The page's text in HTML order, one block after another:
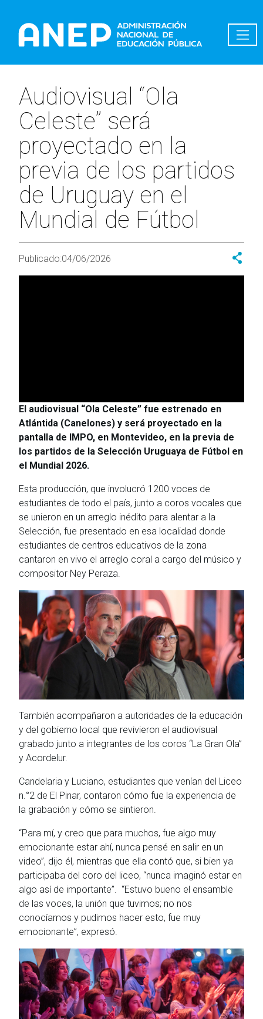
Audiovisual “Ola
Celeste” será
proyectado en la
previa de los partidos
de Uruguay en el
Mundial de Fútbol
Publicado:04/06/2026
El audiovisual “Ola Celeste” fue estrenado en
Atlántida (Canelones) y será proyectado en la
pantalla de IMPO, en Montevideo, en la previa de
los partidos de la Selección Uruguaya de Fútbol en
el Mundial 2026.
Esta producción, que involucró 1200 voces de
estudiantes de todo el país, junto a coros vocales que
se unieron en un arreglo inédito para alentar a la
Selección, fue presentado en esa localidad donde
estudiantes de centros educativos de la zona
cantaron en vivo el arreglo coral a cargo del músico y
compositor Ney Peraza.
También acompañaron a autoridades de la educación
y del gobierno local que revivieron el audiovisual
grabado junto a integrantes de los coros “La Gran Ola”
y Acordelur.
Candelaria y Luciano, estudiantes que venían del Liceo
n.°2 de El Pinar, contaron cómo fue la experiencia de
la grabación y cómo se sintieron.
“Para mí, y creo que para muchos, fue algo muy
emocionante estar ahí, nunca pensé en salir en un
video”, dijo él, mientras que ella contó que, si bien ya
participaba del coro del liceo, “nunca imaginó estar en
algo así de importante”. “Estuvo bueno el ensamble
de las voces, la unión que tuvimos; no nos
conocíamos y pudimos hacer esto, fue muy
emocionante”, expresó.